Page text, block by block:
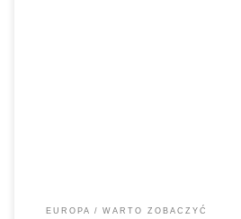
EUROPA WARTO ZOBACZYĆ